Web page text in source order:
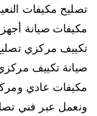
مكيفات صيانة
تكييف مركزي
صيانة تكييف
مكيفات عادي
ونعمل عبر فني